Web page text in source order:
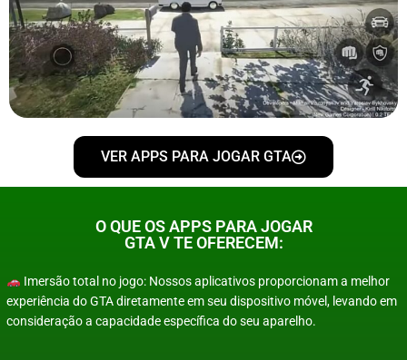
VER APPS PARA JOGAR GTA
O QUE OS APPS PARA JOGAR
GTA V TE OFERECEM:
Imersão total no jogo: Nossos aplicativos proporcionam a melhor
experiência do GTA diretamente em seu dispositivo móvel, levando em
consideração a capacidade específica do seu aparelho.